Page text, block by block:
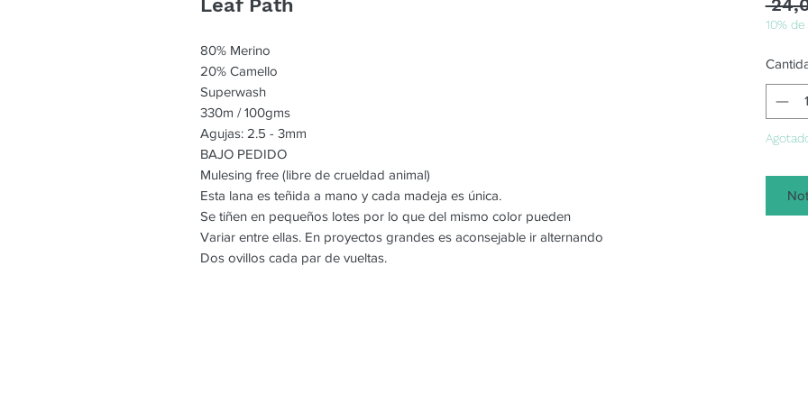
Leaf Path
80% Merino
20% Camello
Superwash
330m / 100gms
Agujas: 2.5 - 3mm
BAJO PEDIDO
Mulesing free (libre de crueldad animal)
Esta lana es teñida a mano y cada madeja es única.
Se tiñen en pequeños lotes por lo que del mismo color pueden
Variar entre ellas. En proyectos grandes es aconsejable ir alternando
Dos ovillos cada par de vueltas.
10%